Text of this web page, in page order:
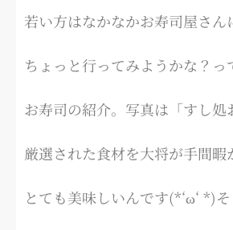
若い方はなかなかお寿司屋さ
ちょっと行ってみようかな？
お寿司の紹介。写真は「すし処
厳選された食材を大将が手間
とても美味しいんです(*‘ω‘ *)